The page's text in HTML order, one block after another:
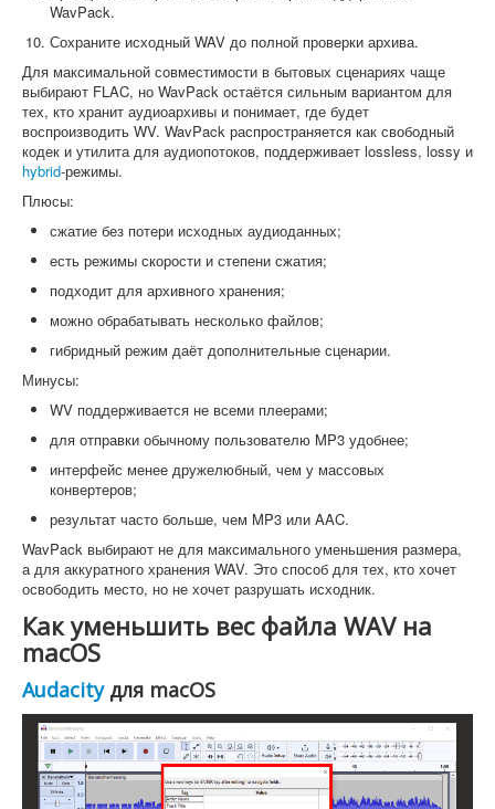
WavPack.
Сохраните исходный WAV до полной проверки архива.
Для максимальной совместимости в бытовых сценариях чаще
выбирают FLAC, но WavPack остаётся сильным вариантом для
тех, кто хранит аудиоархивы и понимает, где будет
воспроизводить WV. WavPack распространяется как свободный
кодек и утилита для аудиопотоков, поддерживает lossless, lossy и
hybrid-режимы.
Плюсы:
сжатие без потери исходных аудиоданных;
есть режимы скорости и степени сжатия;
подходит для архивного хранения;
можно обрабатывать несколько файлов;
гибридный режим даёт дополнительные сценарии.
Минусы:
WV поддерживается не всеми плеерами;
для отправки обычному пользователю MP3 удобнее;
интерфейс менее дружелюбный, чем у массовых
конвертеров;
результат часто больше, чем MP3 или AAC.
WavPack выбирают не для максимального уменьшения размера,
а для аккуратного хранения WAV. Это способ для тех, кто хочет
освободить место, но не хочет разрушать исходник.
Как уменьшить вес файла WAV на
macOS
Audacityдля macOS